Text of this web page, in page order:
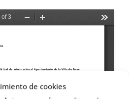
de cookies